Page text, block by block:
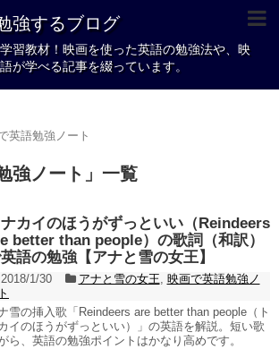
強するブログ
習教材！映画を使った英語の勉強法や、映
が学べる記事を綴っています。
英語勉強ノート
強ノート 」 一覧
ナカイのほうがずっといい（Reindeers
better than people）の歌詞（和訳）
語の勉強【アナと雪の女王】
2018/1/30 アナと雪の女王, 映画で英語勉強ノ
雪の挿入歌「Reindeers are better than people（ト
イのほうがずっといい）」の英語を解説。短い歌
ら、英語の勉強ポイントはかなり高めです。